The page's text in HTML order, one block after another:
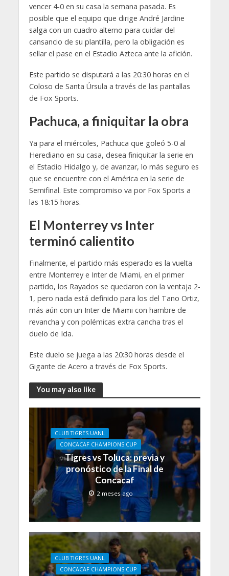
vencer 4-0 en su casa la semana pasada. Es
posible que el equipo que dirige André Jardine
salga con un cuadro alterno para cuidar del
cansancio de su plantilla, pero la obligación es
sellar el pase en el Estadio Azteca ante la afición.
Este partido se disputará a las 20:30 horas en el
Coloso de Santa Úrsula a través de las pantallas
de Fox Sports.
Pachuca, a finiquitar la obra
Ya para el miércoles, Pachuca que goleó 5-0 al
Herediano en su casa, desea finiquitar la serie en
el Estadio Hidalgo y, de avanzar, lo más seguro es
que se encuentre con el América en la serie de
Semifinal. Este compromiso va por Fox Sports a
las 18:15 horas.
El Monterrey vs Inter
terminó calientito
Finalmente, el partido más esperado es la vuelta
entre Monterrey e Inter de Miami, en el primer
partido, los Rayados se quedaron con la ventaja 2-
1, pero nada está definido para los del Tano Ortiz,
más aún con un Inter de Miami con hambre de
revancha y con polémicas extra cancha tras el
duelo de Ida.
Este duelo se juega a las 20:30 horas desde el
Gigante de Acero a través de Fox Sports.
You may also like
CLUB TIGRES UANL
CONCACAF CHAMPIONS CUP
Tigres vs Toluca: previa y
pronóstico de la Final de
Concacaf
2 meses ago
CLUB TIGRES UANL
CONCACAF CHAMPIONS CUP